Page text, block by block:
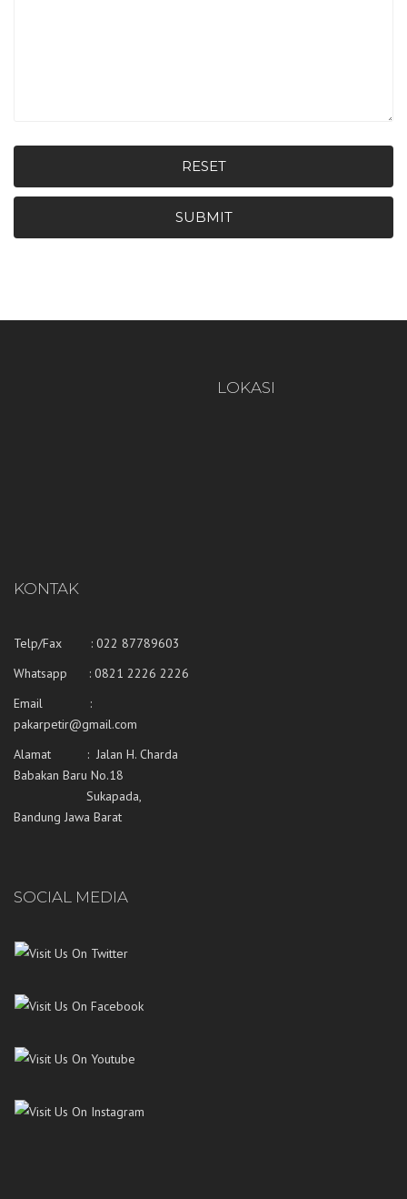
RESET
SUBMIT
LOKASI
KONTAK
Telp/Fax : 022 87789603
Whatsapp : 0821 2226 2226
Email :
pakarpetir@gmail.com
Alamat : Jalan H. Charda
Babakan Baru No.18
Sukapada,
Bandung Jawa Barat
SOCIAL MEDIA